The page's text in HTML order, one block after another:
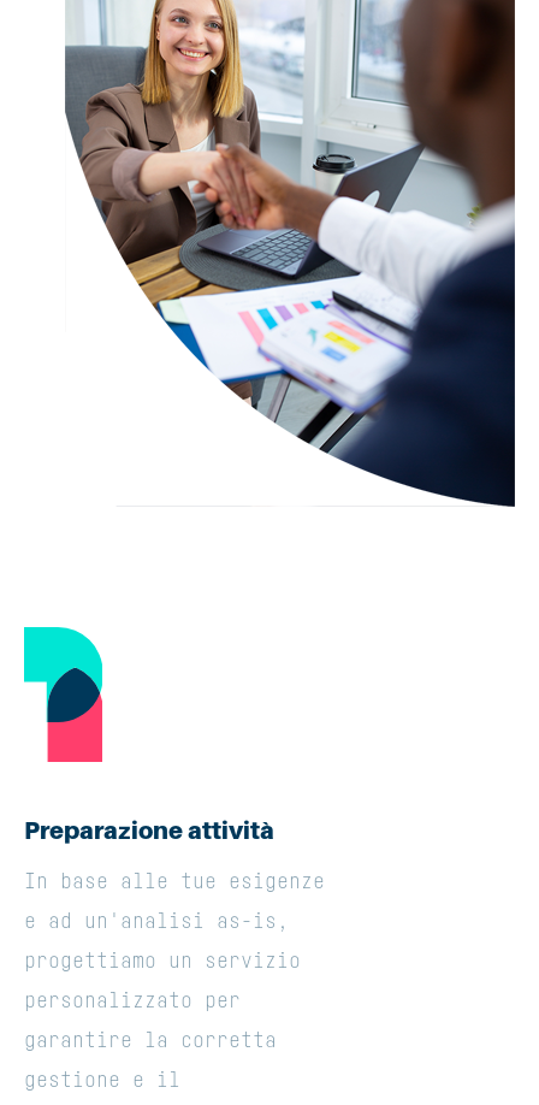
Preparazione attività
In base alle tue esigenze
e ad un'analisi as-is,
progettiamo un servizio
personalizzato per
garantire la corretta
gestione e il